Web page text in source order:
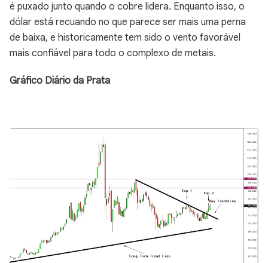
é puxado junto quando o cobre lidera. Enquanto isso, o
dólar está recuando no que parece ser mais uma perna
de baixa, e historicamente tem sido o vento favorável
mais confiável para todo o complexo de metais.
Gráfico Diário da Prata